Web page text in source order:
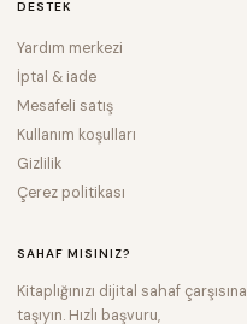
DESTEK
Yardım merkezi
İptal & iade
Mesafeli satış
Kullanım koşulları
Gizlilik
Çerez politikası
SAHAF MISINIZ?
Kitaplığınızı dijital sahaf çarşısına
taşıyın. Hızlı başvuru,